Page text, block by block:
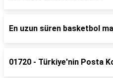
En uzun süren basketbol
01720 - Türkiye'nin Posta